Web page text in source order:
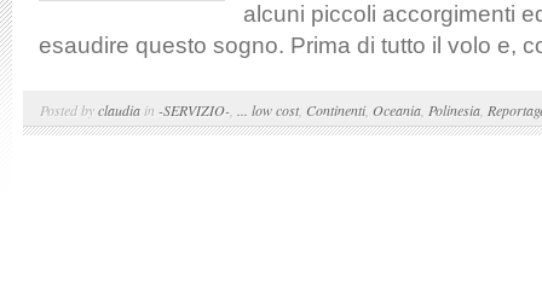
alcuni piccoli accorgimenti
esaudire questo sogno. Prima di tutto il volo e,
Posted byclaudia in -SERVIZIO- ... low cost, Continenti, Oceania Polinesia